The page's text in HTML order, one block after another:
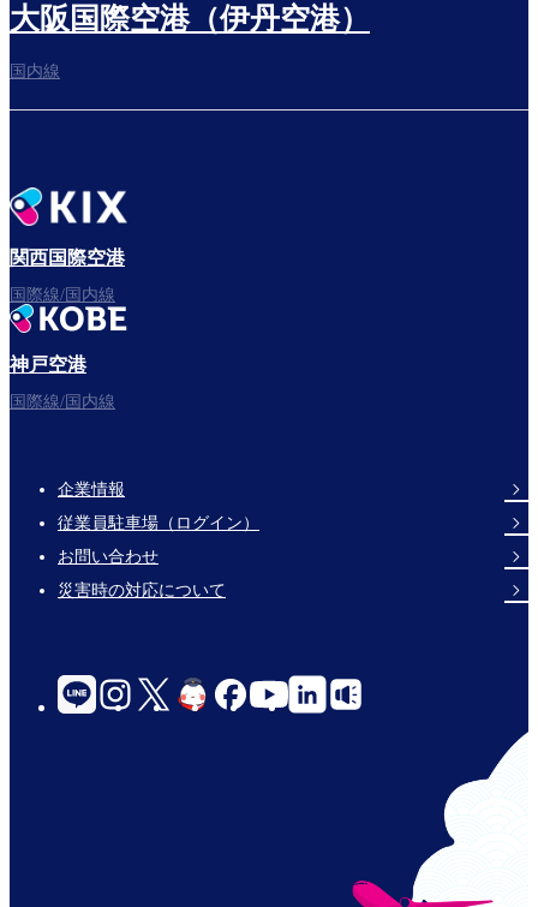
搭乗ゲートへ
フライトをお楽しみください。
大阪国際空港（伊丹空港）
国内線
関西国際空港
国際線/国内線
神戸空港
国際線/国内線
Footer
Links
企業情報
従業員駐車場（ログイン）
お問い合わせ
災害時の対応について
social-
links-